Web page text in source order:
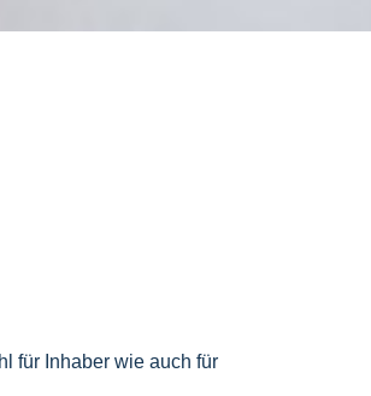
für Inhaber wie auch für